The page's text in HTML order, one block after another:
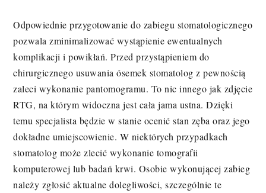
Odpowiednie przygotowanie do zabiegu stomatologicznego
pozwala zminimalizować wystąpienie ewentualnych
komplikacji i powikłań. Przed przystąpieniem do
chirurgicznego usuwania ósemek stomatolog z pewnością
zaleci wykonanie pantomogramu. To nic innego jak zdjęcie
RTG, na którym widoczna jest cała jama ustna. Dzięki
temu specjalista będzie w stanie ocenić stan zęba oraz jego
dokładne umiejscowienie. W niektórych przypadkach
stomatolog może zlecić wykonanie tomografii
komputerowej lub badań krwi. Osobie wykonującej zabieg
należy zgłosić aktualne dolegliwości, szczególnie te